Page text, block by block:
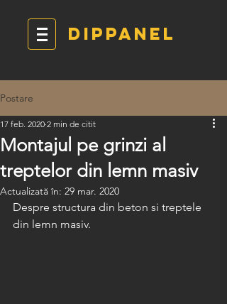
DIPPANEL
Postare
Montajul pe grinzi al
treptelor din lemn masiv
17 feb. 2020 2 min de citit
Actualizată în: 29 mar. 2020
Despre structura din beton si treptele
din lemn masiv.